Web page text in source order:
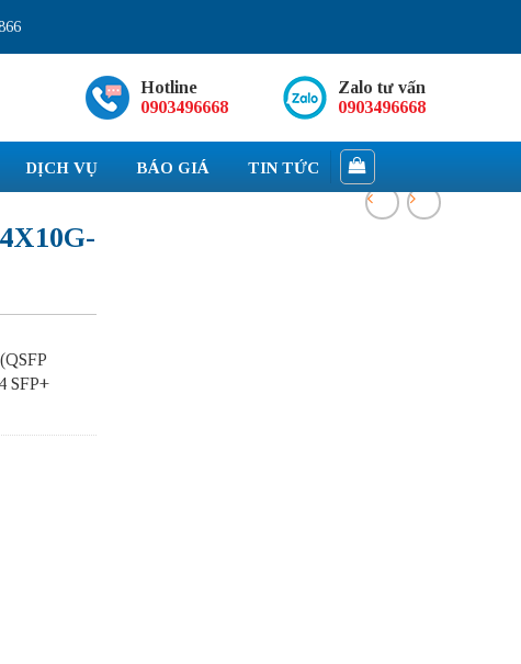
Hotline
0903496668
Zalo tư vấn
0903496668
DỊCH VỤ BÁO GIÁ TIN TỨC
SFP+